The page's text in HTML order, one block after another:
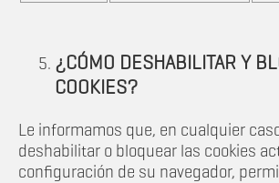
¿CÓMO DESHABILITAR Y
COOKIES?
Le informamos que, en cualquier
deshabilitar o bloquear las cookies
configuración de su navegador,